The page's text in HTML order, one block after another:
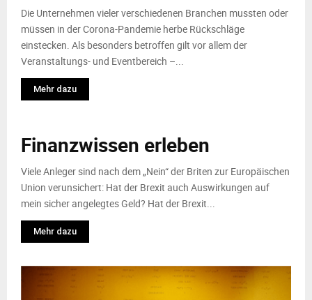
N
U
Die Unternehmen vieler verschiedenen Branchen mussten oder
müssen in der Corona-Pandemie herbe Rückschläge
einstecken. Als besonders betroffen gilt vor allem der
Veranstaltungs- und Eventbereich –...
Mehr dazu
Finanzwissen erleben
Viele Anleger sind nach dem „Nein“ der Briten zur Europäischen
Union verunsichert: Hat der Brexit auch Auswirkungen auf
mein sicher angelegtes Geld? Hat der Brexit...
Mehr dazu